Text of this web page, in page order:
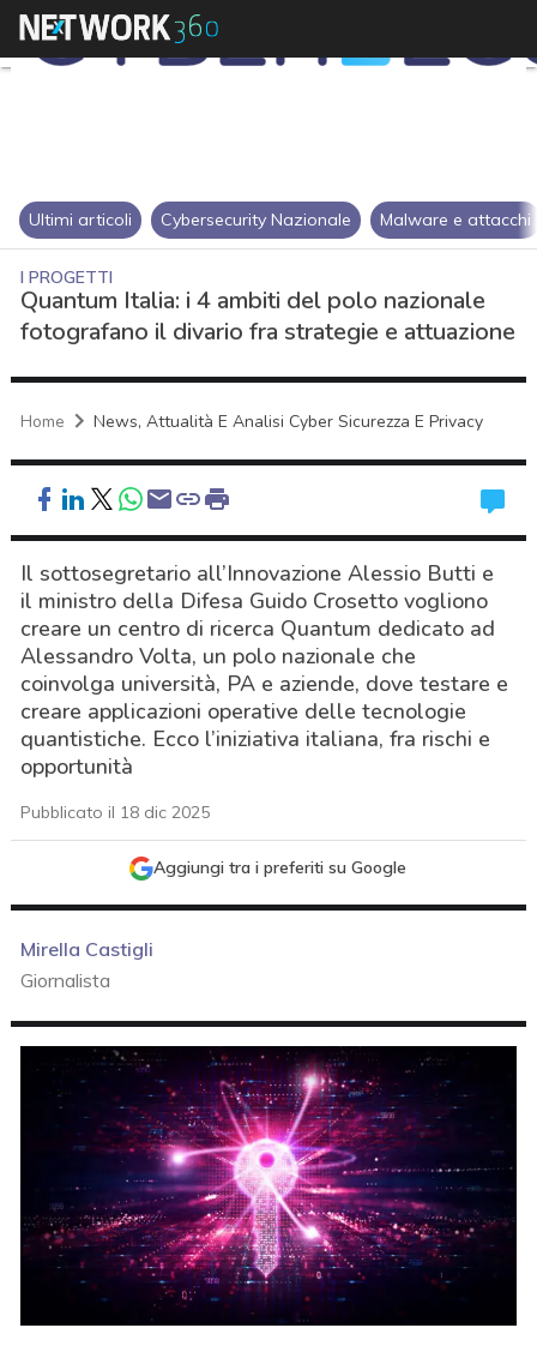
Ultimi articoli Cybersecurity Nazionale Malware e attacchi
I PROGETTI
Quantum Italia: i 4 ambiti del polo nazionale
fotografano il divario fra strategie e attuazione
Home News, Attualità E Analisi Cyber Sicurezza E Privacy
Il sottosegretario all’Innovazione Alessio Butti e
il ministro della Difesa Guido Crosetto vogliono
creare un centro di ricerca Quantum dedicato ad
Alessandro Volta, un polo nazionale che
coinvolga università, PA e aziende, dove testare e
creare applicazioni operative delle tecnologie
quantistiche. Ecco l’iniziativa italiana, fra rischi e
opportunità
Pubblicato il 18 dic 2025
Aggiungi tra i preferiti su Google
Mirella Castigli
Giornalista